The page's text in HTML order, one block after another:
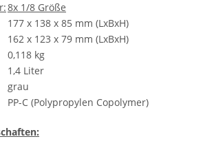
8x 1/8 Größe
177 x 138 x 85 mm (LxBxH)
162 x 123 x 79 mm (LxBxH)
0,118 kg
1,4 Liter
grau
PP-C (Polypropylen Copolymer)